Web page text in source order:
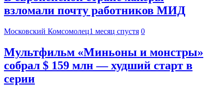
взломали почту работников МИД
Московский Комсомолец1 месяц спустя 0
Мультфильм «Миньоны и монстры»
собрал $ 159 млн — худший старт в
серии